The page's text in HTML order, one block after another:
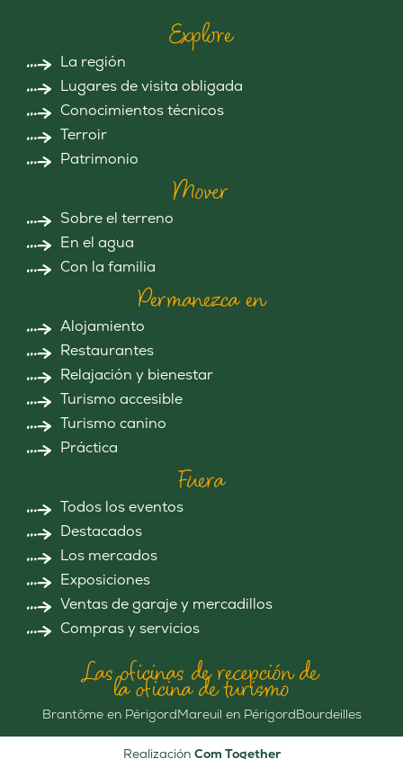
Explore
La región
Lugares de visita obligada
Conocimientos técnicos
Terroir
Patrimonio
Mover
Sobre el terreno
En el agua
Con la familia
Permanezca en
Alojamiento
Restaurantes
Relajación y bienestar
Turismo accesible
Turismo canino
Práctica
Fuera
Todos los eventos
Destacados
Los mercados
Exposiciones
Ventas de garaje y mercadillos
Compras y servicios
Las oficinas de recepción de
la oficina de turismo
Brantôme en PérigordMareuil en PérigordBourdeilles
Realización Com Together